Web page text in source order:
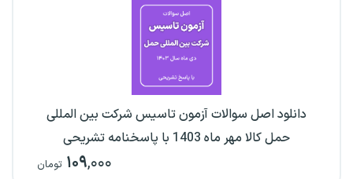
دانلود اصل سوالات آزمون تاسیس شرکت بین المللی
حمل کالا مهر ماه 1403 با پاسخنامه تشریحی
۱۰۹,۰۰۰ تومان